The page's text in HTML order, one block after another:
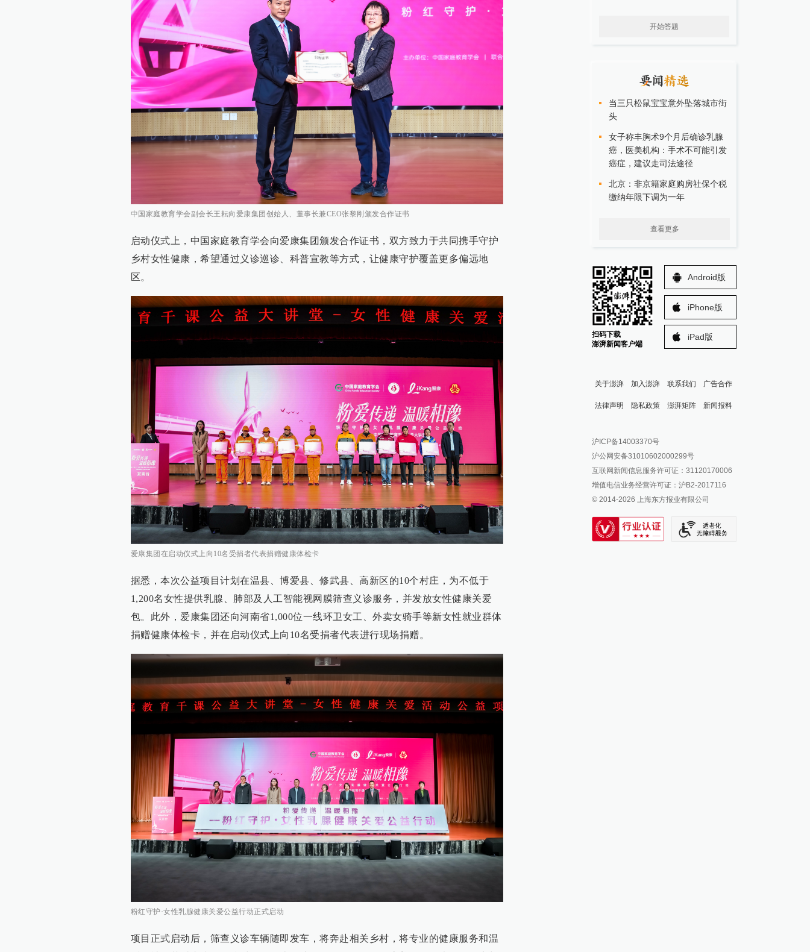
中国家庭教育学会副会长王耘向爱康集团创始人、董事长兼CEO张黎刚颁发合作证书
启动仪式上，中国家庭教育学会向爱康集团颁发合作证书，双方致力于共同携手守护
乡村女性健康，希望通过义诊巡诊、科普宣教等方式，让健康守护覆盖更多偏远地
区。
爱康集团在启动仪式上向10名受捐者代表捐赠健康体检卡
据悉，本次公益项目计划在温县、博爱县、修武县、高新区的10个村庄，为不低于
1,200名女性提供乳腺、肺部及人工智能视网膜筛查义诊服务，并发放女性健康关爱
包。此外，爱康集团还向河南省1,000位一线环卫女工、外卖女骑手等新女性就业群体
捐赠健康体检卡，并在启动仪式上向10名受捐者代表进行现场捐赠。
粉红守护·女性乳腺健康关爱公益行动正式启动
项目正式启动后，筛查义诊车辆随即发车，将奔赴相关乡村，将专业的健康服务和温
开始答题
当三只松鼠宝宝意外坠落城市街
头
女子称丰胸术9个月后确诊乳腺
癌，医美机构：手术不可能引发
癌症，建议走司法途径
北京：非京籍家庭购房社保个税
缴纳年限下调为一年
查看更多
扫码下载
澎湃新闻客户端
Android版
iPhone版
iPad版
关于澎湃 加入澎湃 联系我们 广告合作
法律声明 隐私政策 澎湃矩阵
澎湃新闻公众号
澎湃新闻抖音号
派生万物开放平台
IP SHANGHAI
SIXTH TONE
新闻报料
报料邮箱: news@thepaper.cn
沪ICP备14003370号
沪公网安备31010602000299号
互联网新闻信息服务许可证：31120170006
增值电信业务经营许可证：沪B2-2017116
© 2014-2026 上海东方报业有限公司